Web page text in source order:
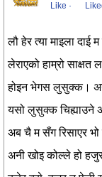
Like ·
लौ हेर त्या माइला दाई
लेराएको हाम्रो साक्षत
होइन भेगस लुसुक्क।
यसो लुसुक्क चिह्याउने
अब चै म सँग रिसाएर भो
अनी खोइ कोल्ले हो